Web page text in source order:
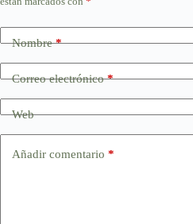
Nombre*
Correo electrónico*
Web
Añadir comentario *